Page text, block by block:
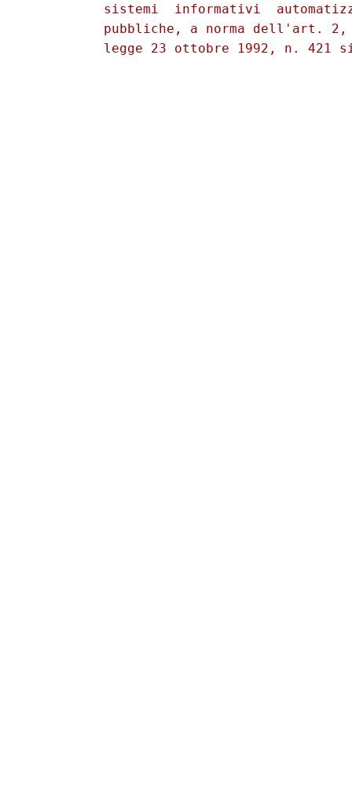
sistemi  informativi
pubbliche, a norma dell'art.